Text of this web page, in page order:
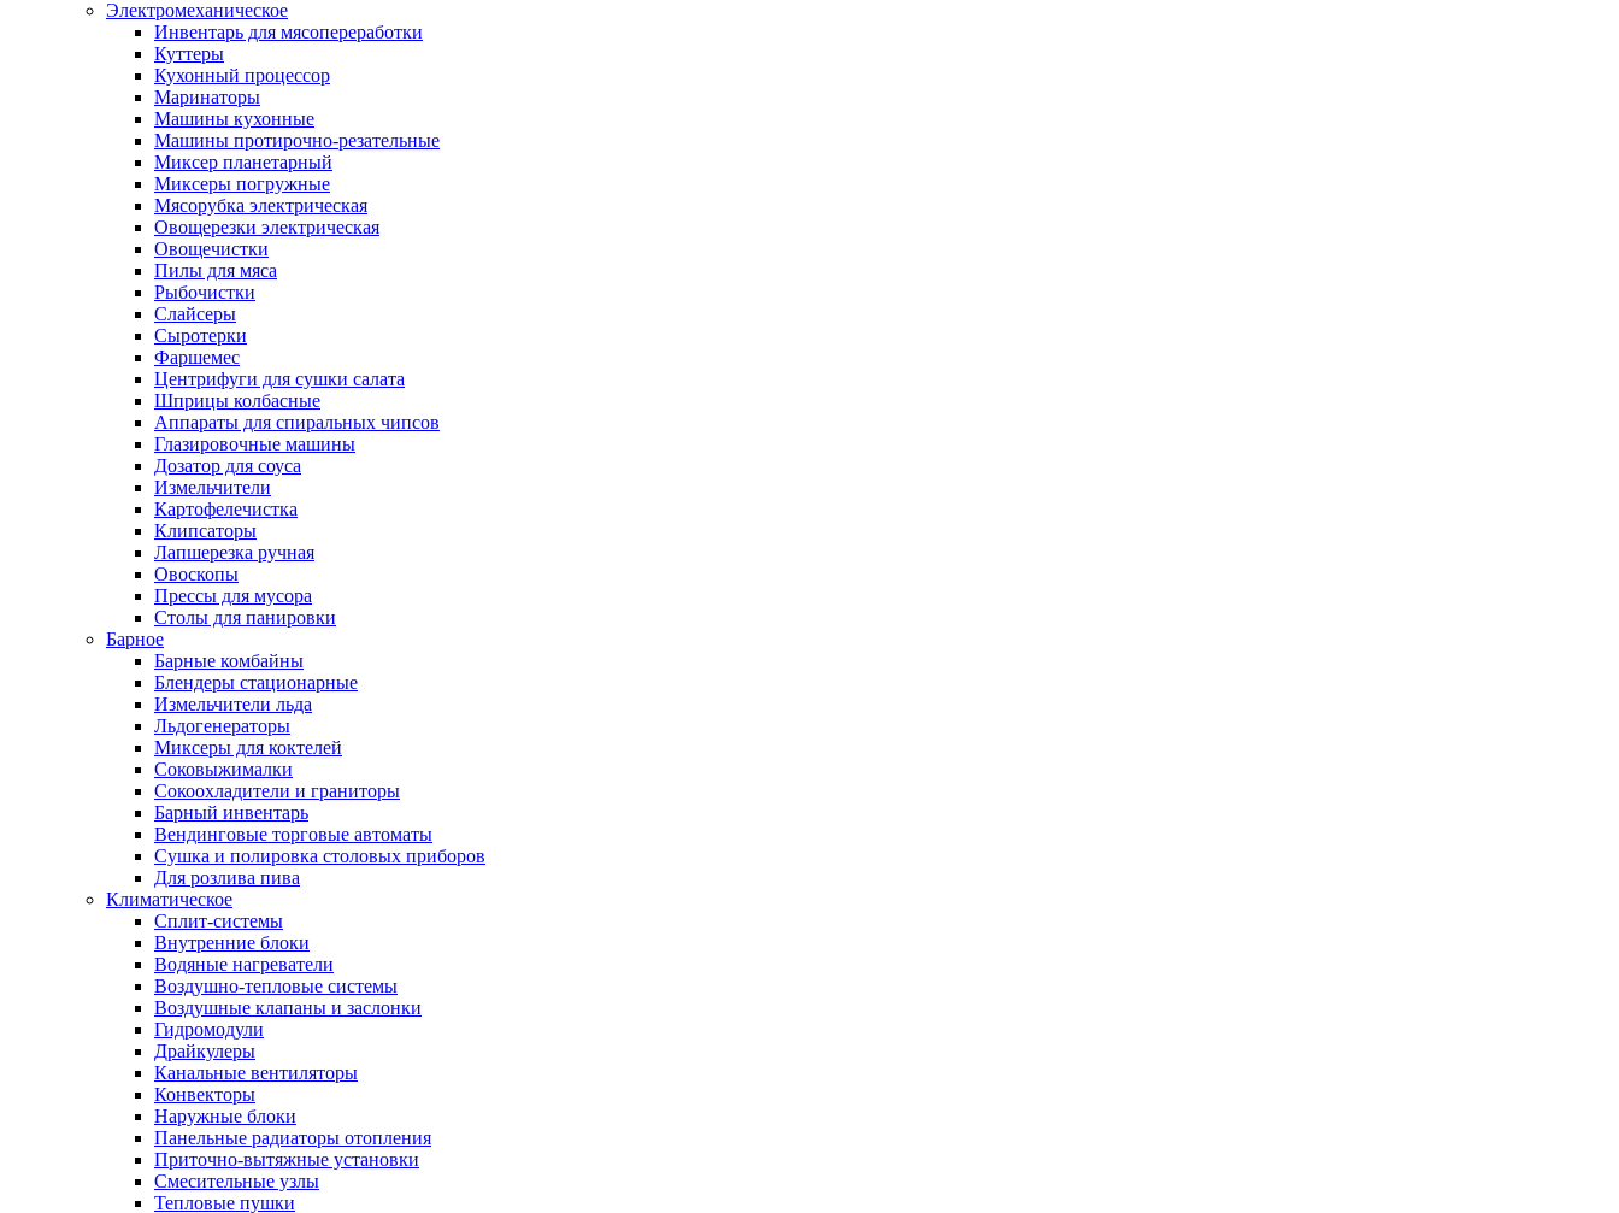
Электромеханическое
Инвентарь для мясопереработки
Куттеры
Кухонный процессор
Маринаторы
Машины кухонные
Машины протирочно-резательные
Миксер планетарный
Миксеры погружные
Мясорубка электрическая
Овощерезки электрическая
Овощечистки
Пилы для мяса
Рыбочистки
Слайсеры
Сыротерки
Фаршемес
Центрифуги для сушки салата
Шприцы колбасные
Аппараты для спиральных чипсов
Глазировочные машины
Дозатор для соуса
Измельчители
Картофелечистка
Клипсаторы
Лапшерезка ручная
Овоскопы
Прессы для мусора
Столы для панировки
Барное
Барные комбайны
Блендеры стационарные
Измельчители льда
Льдогенераторы
Миксеры для коктелей
Соковыжималки
Сокоохладители и граниторы
Барный инвентарь
Вендинговые торговые автоматы
Сушка и полировка столовых приборов
Для розлива пива
Климатическое
Сплит-системы
Внутренние блоки
Водяные нагреватели
Воздушно-тепловые системы
Воздушные клапаны и заслонки
Гидромодули
Драйкулеры
Канальные вентиляторы
Конвекторы
Наружные блоки
Панельные радиаторы отопления
Приточно-вытяжные установки
Смесительные узлы
Тепловые пушки